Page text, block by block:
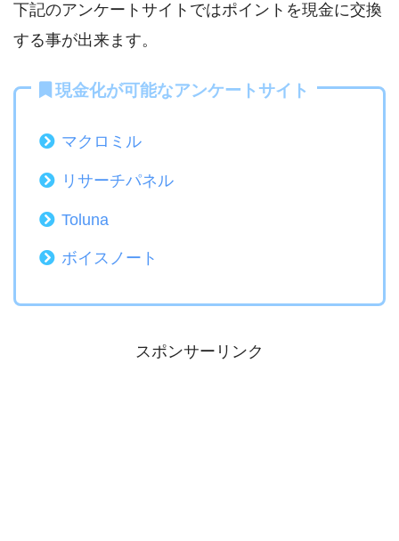
下記のアンケートサイトではポイントを現金に交換
する事が出来ます。
現金化が可能なアンケートサイト
マクロミル
リサーチパネル
Toluna
ボイスノート
スポンサーリンク